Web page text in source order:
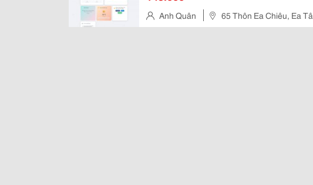
Anh Quân
65 Thôn Ea Chiêu, Ea
Mê Thuột, Đắk Lắk